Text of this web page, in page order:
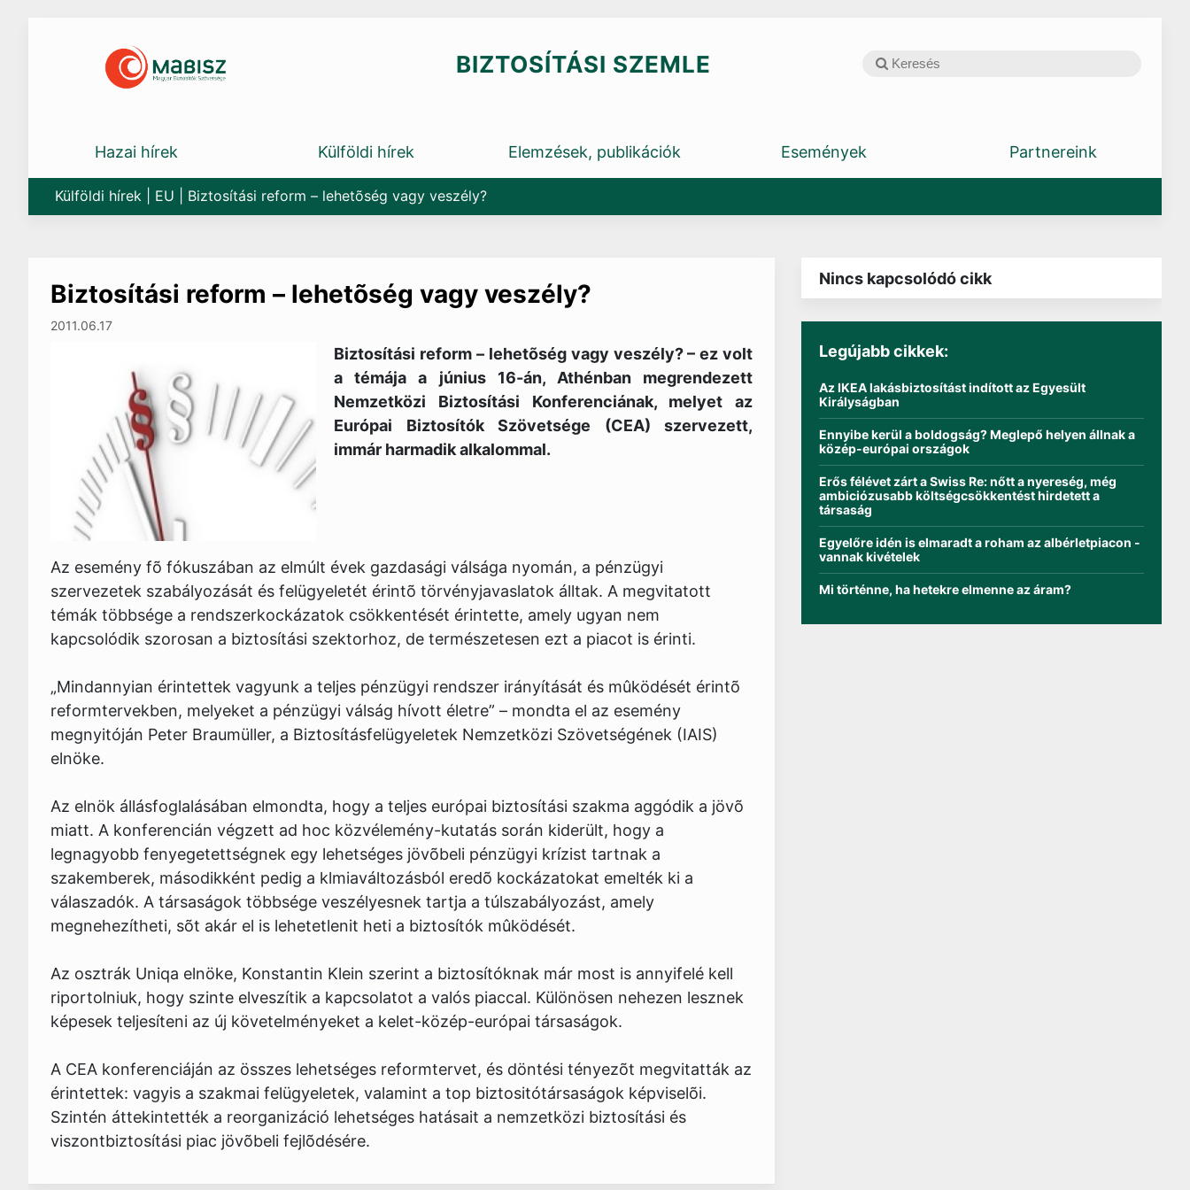
BIZTOSÍTÁSI SZEMLE
Hazai hírek Külföldi hírek Elemzések, publikációk Események Partnereink
Külföldi hírek EU Biztosítási reform – lehetõség vagy veszély?
Biztosítási reform – lehetõség vagy veszély?
2011.06.17
Biztosítási reform – lehetõség vagy veszély? – ez volt
a témája a június 16-án, Athénban megrendezett
Nemzetközi Biztosítási Konferenciának, melyet az
Európai Biztosítók Szövetsége (CEA) szervezett,
immár harmadik alkalommal.
Az esemény fõ fókuszában az elmúlt évek gazdasági válsága nyomán, a pénzügyi
szervezetek szabályozását és felügyeletét érintõ törvényjavaslatok álltak. A megvitatott
témák többsége a rendszerkockázatok csökkentését érintette, amely ugyan nem
kapcsolódik szorosan a biztosítási szektorhoz, de természetesen ezt a piacot is érinti.
„Mindannyian érintettek vagyunk a teljes pénzügyi rendszer irányítását és mûködését érintõ
reformtervekben, melyeket a pénzügyi válság hívott életre” – mondta el az esemény
megnyitóján Peter Braumüller, a Biztosításfelügyeletek Nemzetközi Szövetségének (IAIS)
elnöke.
Az elnök állásfoglalásában elmondta, hogy a teljes európai biztosítási szakma aggódik a jövõ
miatt. A konferencián végzett ad hoc közvélemény-kutatás során kiderült, hogy a
legnagyobb fenyegetettségnek egy lehetséges jövõbeli pénzügyi krízist tartnak a
szakemberek, másodikként pedig a klmiaváltozásból eredõ kockázatokat emelték ki a
válaszadók. A társaságok többsége veszélyesnek tartja a túlszabályozást, amely
megnehezítheti, sõt akár el is lehetetlenit heti a biztosítók mûködését.
Az osztrák Uniqa elnöke, Konstantin Klein szerint a biztosítóknak már most is annyifelé kell
riportolniuk, hogy szinte elveszítik a kapcsolatot a valós piaccal. Különösen nehezen lesznek
képesek teljesíteni az új követelményeket a kelet-közép-európai társaságok.
A CEA konferenciáján az összes lehetséges reformtervet, és döntési tényezõt megvitatták az
érintettek: vagyis a szakmai felügyeletek, valamint a top biztositótársaságok képviselõi.
Szintén áttekintették a reorganizáció lehetséges hatásait a nemzetközi biztosítási és
viszontbiztosítási piac jövõbeli fejlõdésére.
Nincs kapcsolódó cikk
Legújabb cikkek:
Az IKEA lakásbiztosítást indított az Egyesült
Királyságban
Ennyibe kerül a boldogság? Meglepő helyen állnak a
közép-európai országok
Erős félévet zárt a Swiss Re: nőtt a nyereség, még
ambiciózusabb költségcsökkentést hirdetett a
társaság
Egyelőre idén is elmaradt a roham az albérletpiacon -
vannak kivételek
Mi történne, ha hetekre elmenne az áram?